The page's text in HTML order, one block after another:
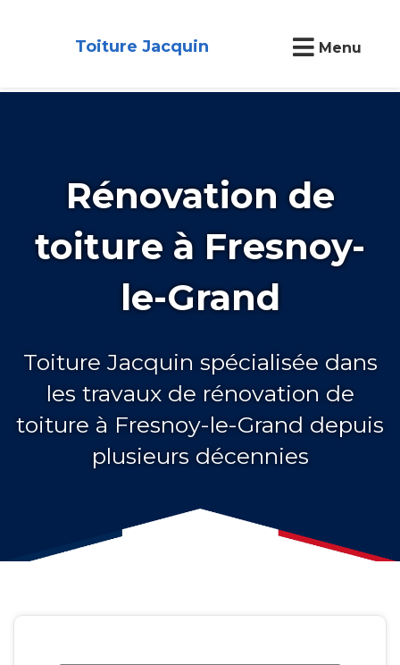
Toiture Jacquin Menu
Rénovation de
toiture à Fresnoy-
le-Grand
Toiture Jacquin spécialisée dans
les travaux de rénovation de
toiture à Fresnoy-le-Grand depuis
plusieurs décennies